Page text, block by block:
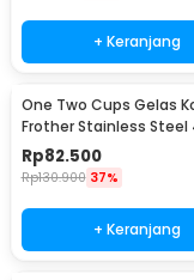
+ Keranjang
One Two Cups Gelas
Frother Stainless
WZ0011
Rp82.500
Rp130.900 37%
+ Keranjang